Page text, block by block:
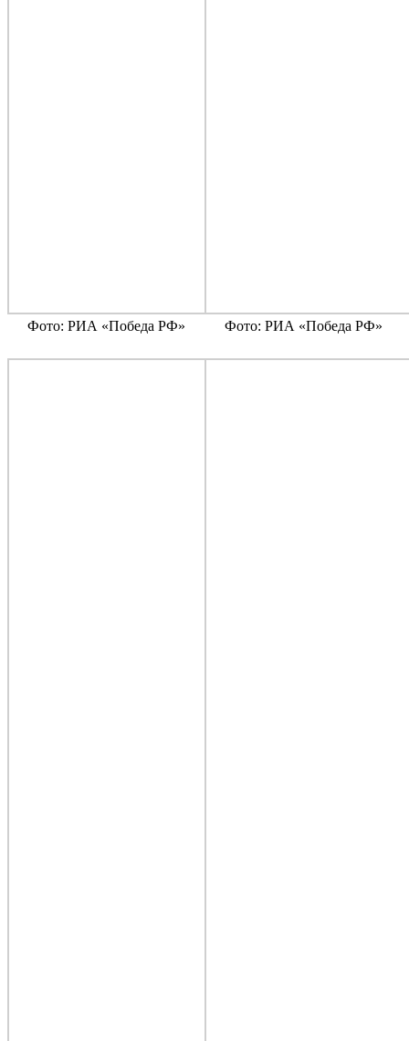
Фото: РИА «Победа РФ» Фото: РИА «Победа РФ»